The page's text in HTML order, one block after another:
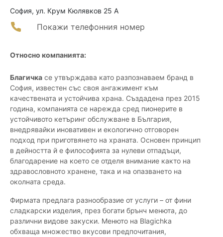
София, ул. Крум Кюлявков 25 А
Покажи телефонния номер
Относно компанията:
Благичка се утвърждава като разпознаваем бранд в
София, известен със своя ангажимент към
качествената и устойчива храна. Създадена през 2015
година, компанията се нарежда сред пионерите в
устойчивото кетъринг обслужване в България,
внедрявайки иновативен и екологично отговорен
подход при приготвянето на храната. Основен принцип
в дейността й е философията за нулеви отпадъци,
благодарение на което се отделя внимание както на
здравословното хранене, така и на опазването на
околната среда.
Фирмата предлага разнообразие от услуги – от фини
сладкарски изделия, през богати брънч менюта, до
различни видове закуски. Менюто на Blagichka
обхваща множество вкусови предпочитания,